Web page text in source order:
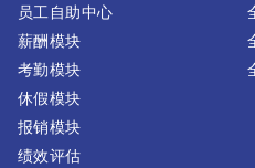
员工自助中心
薪酬模块
考勤模块
休假模块
报销模块
绩效评估​